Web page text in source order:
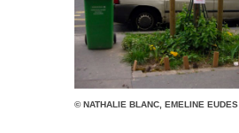
© NATHALIE BLANC, EMELINE EUDES